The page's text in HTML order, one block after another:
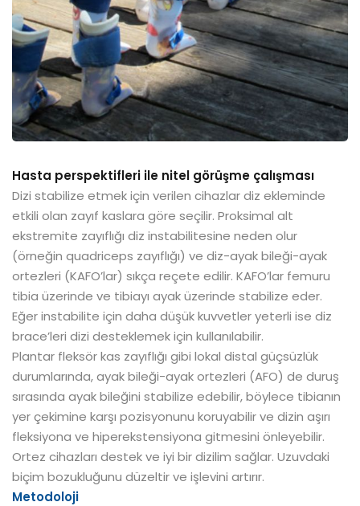
Hasta perspektifleri ile nitel görüşme çalışması
Dizi stabilize etmek için verilen cihazlar diz ekleminde
etkili olan zayıf kaslara göre seçilir. Proksimal alt
ekstremite zayıflığı diz instabilitesine neden olur
(örneğin quadriceps zayıflığı) ve diz-ayak bileği-ayak
ortezleri (KAFO’lar) sıkça reçete edilir. KAFO’lar femuru
tibia üzerinde ve tibiayı ayak üzerinde stabilize eder.
Eğer instabilite için daha düşük kuvvetler yeterli ise diz
brace’leri dizi desteklemek için kullanılabilir.
Plantar fleksör kas zayıflığı gibi lokal distal güçsüzlük
durumlarında, ayak bileği-ayak ortezleri (AFO) de duruş
sırasında ayak bileğini stabilize edebilir, böylece tibianın
yer çekimine karşı pozisyonunu koruyabilir ve dizin aşırı
fleksiyona ve hiperekstensiyona gitmesini önleyebilir.
Ortez cihazları destek ve iyi bir dizilim sağlar. Uzuvdaki
biçim bozukluğunu düzeltir ve işlevini artırır.
Metodoloji